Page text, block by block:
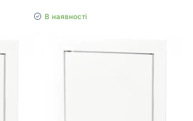
В наявності